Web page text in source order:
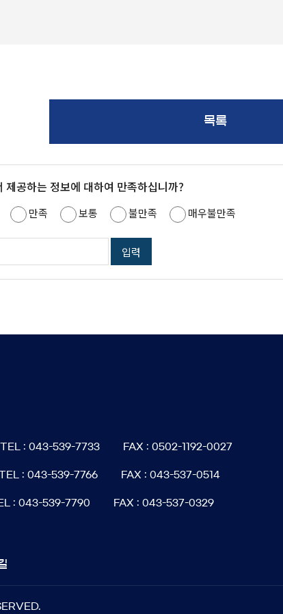
목록
제공하는 정보에 대하여 만족하십니까?
만족 보통 불만족 매우불만족
TEL : 043-539-7733 FAX : 0502-1192-0027
TEL : 043-539-7766 FAX : 043-537-0514
: 043-539-7790 FAX : 043-537-0329